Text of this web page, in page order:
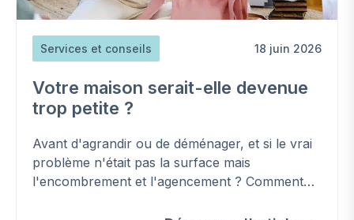
Services et conseils 18 juin 2026
Votre maison serait-elle devenue
trop petite ?
Avant d'agrandir ou de déménager, et si le vrai
problème n'était pas la surface mais
l'encombrement et l'agencement ? Comment